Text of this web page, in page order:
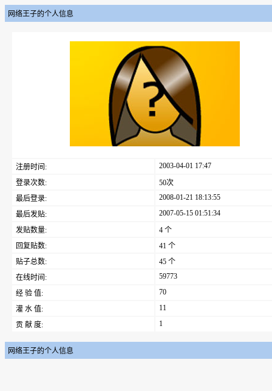
网络王子的个人信息
注册时间:
2003-04-01 17:47
登录次数:
50次
最后登录:
2008-01-21 18:13:55
最后发贴:
2007-05-15 01:51:34
发贴数量:
4 个
回复贴数:
41 个
贴子总数:
45 个
在线时间:
59773
经 验 值:
70
灌 水 值:
11
贡 献 度:
1
网络王子的个人信息